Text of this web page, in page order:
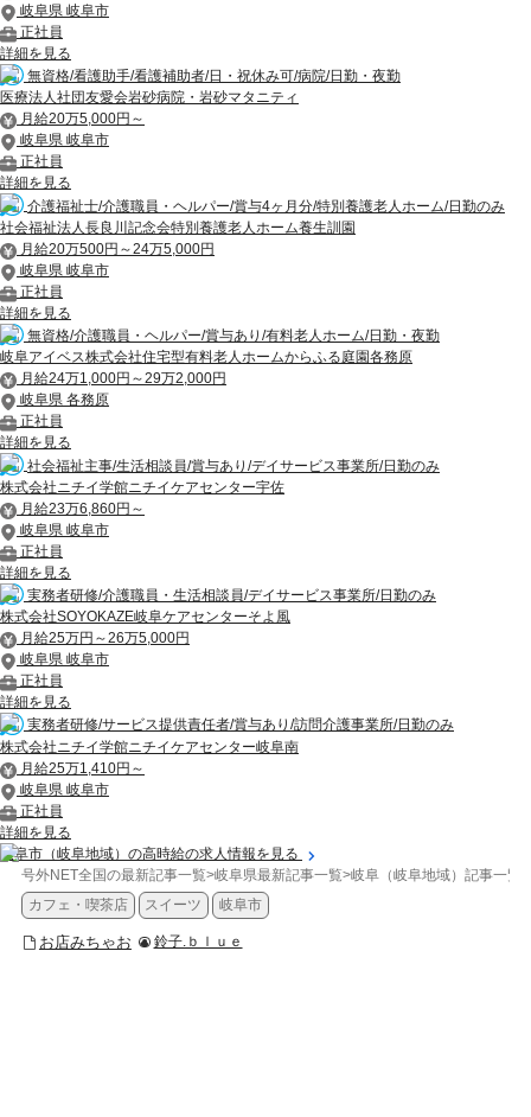
岐阜県 岐阜市
正社員
詳細を見る
無資格/看護助手/看護補助者/日・祝休み可/病院/日勤・夜勤
医療法人社団友愛会岩砂病院・岩砂マタニティ
月給20万5,000円～
岐阜県 岐阜市
正社員
詳細を見る
介護福祉士/介護職員・ヘルパー/賞与4ヶ月分/特別養護老人ホーム/日勤のみ
社会福祉法人長良川記念会特別養護老人ホーム養生訓園
月給20万500円～24万5,000円
岐阜県 岐阜市
正社員
詳細を見る
無資格/介護職員・ヘルパー/賞与あり/有料老人ホーム/日勤・夜勤
岐阜アイベス株式会社住宅型有料老人ホームからふる庭園各務原
月給24万1,000円～29万2,000円
岐阜県 各務原
正社員
詳細を見る
社会福祉主事/生活相談員/賞与あり/デイサービス事業所/日勤のみ
株式会社ニチイ学館ニチイケアセンター宇佐
月給23万6,860円～
岐阜県 岐阜市
正社員
詳細を見る
実務者研修/介護職員・生活相談員/デイサービス事業所/日勤のみ
株式会社SOYOKAZE岐阜ケアセンターそよ風
月給25万円～26万5,000円
岐阜県 岐阜市
正社員
詳細を見る
実務者研修/サービス提供責任者/賞与あり/訪問介護事業所/日勤のみ
株式会社ニチイ学館ニチイケアセンター岐阜南
月給25万1,410円～
岐阜県 岐阜市
正社員
詳細を見る
岐阜市（岐阜地域）の高時給の求人情報を見る
号外NET全国の最新記事一覧>岐阜県最新記事一覧>岐阜（岐阜地域）記事一覧
カフェ・喫茶店
スイーツ 岐阜市
お店みちゃお 鈴子.ｂｌｕｅ